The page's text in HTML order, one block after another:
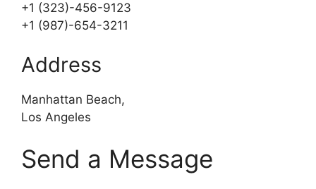
+1 (323)-456-9123
+1 (987)-654-3211
Address
Manhattan Beach,
Los Angeles
Send a Message